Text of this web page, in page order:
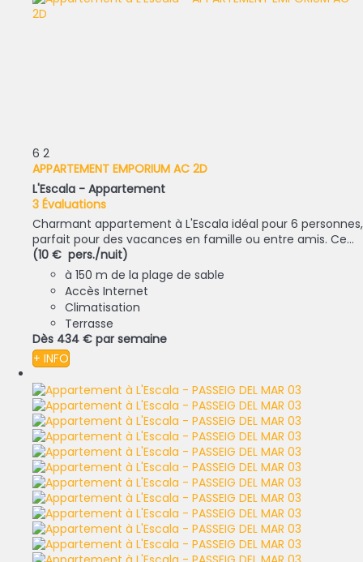
6 2
APPARTEMENT EMPORIUM AC 2D
L'Escala - Appartement
3 Évaluations
Charmant appartement à L'Escala idéal pour 6 personnes,
parfait pour des vacances en famille ou entre amis. Ce...
(10 € pers./nuit)
à 150 m de la plage de sable
Accès Internet
Climatisation
Terrasse
Dès 434 € par semaine
+ INFO